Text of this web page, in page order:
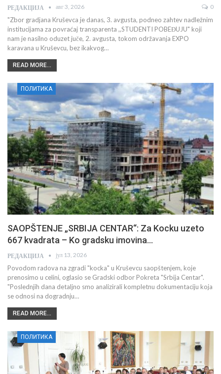
РЕДАКЦИЈА авг 3, 2026 0
"Zbor gradjana Kruševca je danas, 3. avgusta, podneo zahtev nadležnim
institucijama za povraćaj transparenta ,,STUDENTI POBEĐUJU" koji
nam je nasilno oduzet juče, 2. avgusta, tokom održavanja EXPO
karavana u Kruševcu, bez ikakvog…
READ MORE...
ПОЛИТИКА
SAOPŠTENJE „SRBIJA CENTAR“: Za Kocku uzeto
667 kvadrata – Ko gradsku imovina…
РЕДАКЦИЈА јул 13, 2026
Povodom radova na zgradi "kocka" u Kruševcu saopštenjem, koje
prenosimo u celini, oglasio se Gradski odbor Pokreta "Srbija Centar".
"Poslednjih dana detaljno smo analizirali kompletnu dokumentaciju koja
se odnosi na dogradnju…
READ MORE...
ПОЛИТИКА